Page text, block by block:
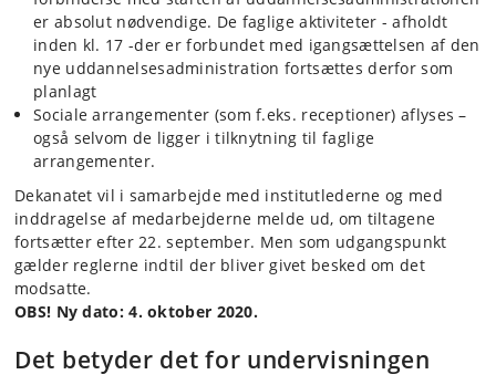
er absolut nødvendige. De faglige aktiviteter - afholdt
inden kl. 17 -der er forbundet med igangsættelsen af den
nye uddannelsesadministration fortsættes derfor som
planlagt
Sociale arrangementer (som f.eks. receptioner) aflyses –
også selvom de ligger i tilknytning til faglige
arrangementer.
Dekanatet vil i samarbejde med institutlederne og med
inddragelse af medarbejderne melde ud, om tiltagene
fortsætter efter 22. september. Men som udgangspunkt
gælder reglerne indtil der bliver givet besked om det
modsatte.
OBS! Ny dato: 4. oktober 2020.
Det betyder det for undervisningen